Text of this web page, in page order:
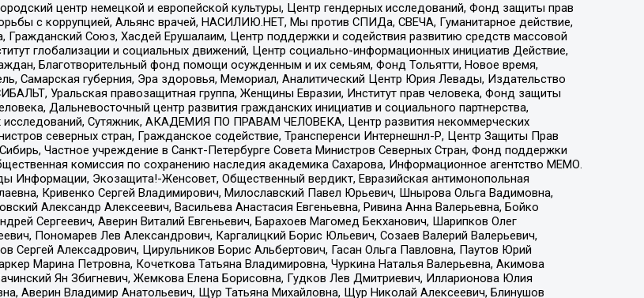
центр немецкой и европейской культуры, Центр гендерных исследований, Фонд защиты прав
с коррупцией, Альянс врачей, НАСИЛИЮ.НЕТ, Мы против СПИДа, СВЕЧА, Гуманитарное действие,
Гражданский Союз, Хасдей Ерушалаим, Центр поддержки и содействия развитию средств массовой
глобализации и социальных движений, Центр социально-информационных инициатив Действие,
Благотворительный фонд помощи осужденным и их семьям, Фонд Тольятти, Новое время,
Самарская губерния, Эра здоровья, Мемориал, Аналитический Центр Юрия Левады, Издательство
Уральская правозащитная группа, Женщины Евразии, Институт прав человека, Фонд защиты
Дальневосточный центр развития гражданских инициатив и социального партнерства,
исследований, Сутяжник, АКАДЕМИЯ ПО ПРАВАМ ЧЕЛОВЕКА, Центр развития некоммерческих
северных стран, Гражданское содействие, Трансперенси Интернешнл-Р, Центр Защиты Прав
Частное учреждение в Санкт-Петербурге Совета Министров Северных Стран, Фонд поддержки
комиссия по сохранению наследия академика Сахарова, Информационное агентство МЕМО.
Информации, Экозащита!-Женсовет, Общественный вердикт, Евразийская антимонопольная
Кривенко Сергей Владимирович, Милославский Павел Юрьевич, Шнырова Ольга Вадимовна,
Александр Алексеевич, Васильева Анастасия Евгеньевна, Ривина Анна Валерьевна, Бойко
Сергеевич, Аверин Виталий Евгеньевич, Барахоев Магомед Бекханович, Шарипков Олег
Пономарев Лев Александрович, Каргалицкий Борис Юльевич, Созаев Валерий Валерьевич,
Сергей Алексадрович, Цирульников Борис Альбертович, Гасан Ольга Павловна, Паутов Юрий
Марина Петровна, Кочеткова Татьяна Владимировна, Чуркина Наталья Валерьевна, Акимова
Ян Збигневич, Жемкова Елена Борисовна, Гудков Лев Дмитриевич, Илларионова Юлия
Аверин Владимир Анатольевич, Щур Татьяна Михайловна, Щур Николай Алексеевич, Блинушов